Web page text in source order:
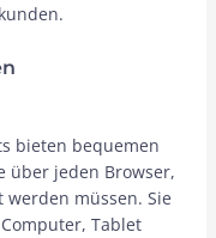
bieten bequemen
über jeden Browser,
müssen. Sie
Tablet